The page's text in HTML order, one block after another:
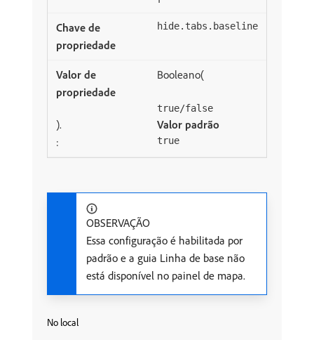
hide.tabs.baseline
Booleano(
true/false
).
Valor padrão
:
true
OBSERVAÇÃO
Essa configuração é habilitada por
padrão e a guia Linha de base não
está disponível no painel de mapa.
No local